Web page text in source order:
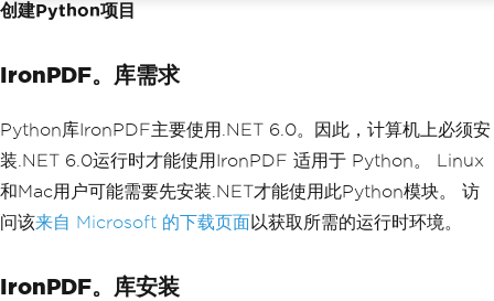
创建Python项目
IronPDF。库需求
Python库IronPDF主要使用.NET 6.0。因此，计算机上必须安
装.NET 6.0运行时才能使用IronPDF 适用于 Python。 Linux
和Mac用户可能需要先安装.NET才能使用此Python模块。 访
问该来自 Microsoft 的下载页面以获取所需的运行时环境。
IronPDF。库安装